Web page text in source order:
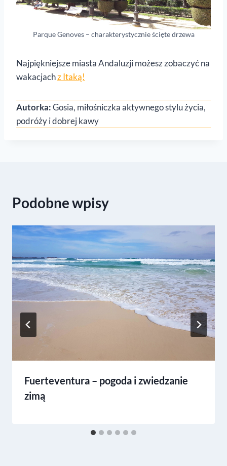
Parque Genoves – charakterystycznie ścięte drzewa
Najpiękniejsze miasta Andaluzji możesz zobaczyć na
wakacjachz Itaką!
Autorka:Gosia, miłośniczka aktywnego stylu życia,
podróży i dobrej kawy
Podobne wpisy
Fuerteventura – pogoda i zwiedzanie
zimą